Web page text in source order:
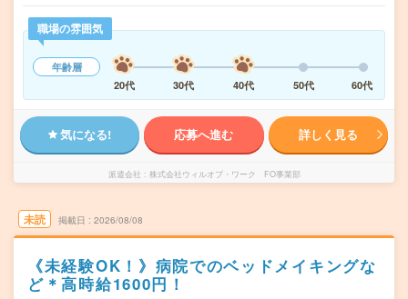
職場の雰囲気
年齢層
20代
30代 40代 50代 60代
気になる! 応募へ進む 詳しく見る
派遣会社 株式会社ウィルオブ・ワーク FO事業部
未読 掲載日 2026/08/08
《未経験OK！》病院でのベッドメイキングな
ど＊高時給1600円！